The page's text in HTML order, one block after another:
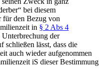
bei diesem
für den Bezug von
in § 2 Abs 4
der
schließen lässt, dass die
auch wieder aufgenommen
iS dieser Bestimmung